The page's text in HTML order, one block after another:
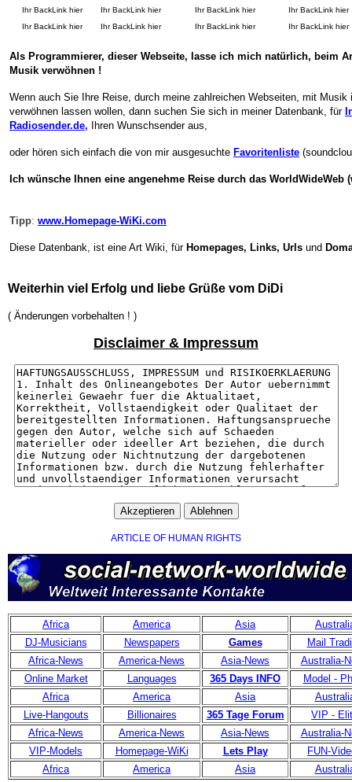
Ihr BackLink hier Ihr BackLink hier Ihr BackLink hier
Ihr BackLink hier
Ihr BackLink hier
Ihr BackLink hier Ihr BackLink hier Ihr BackLink hier
Als Programmierer, dieser Webseite, lasse ich mich natürlich, beim
Musik verwöhnen !
Wenn auch Sie Ihre Reise, durch meine zahlreichen Webseiten, mit Musik
verwöhnen lassen wollen, dann suchen Sie sich in meiner Datenbank, für
Radiosender.de, Ihren Wunschsender aus,
oder hören sich einfach die von mir ausgesuchte Favoritenliste
Ich wünsche Ihnen eine angenehme Reise durch das WorldWideWeb
Tipp: www.Homepage-WiKi.com
Diese Datenbank, ist eine Art Wiki, für Homepages, Links, Urls und
Weiterhin viel Erfolg und liebe Grüße vom DiDi
( Änderungen vorbehalten ! )
Disclaimer & Impressum
ARTICLE OF HUMAN RIGHTS
Africa America Asia
DJ-Musicians
Newspapers Games
Mail
Africa-News
America-News Asia-News
Australia-
Online Market
Languages 365 Days INFO
Model -
Africa
America Asia
Live-Hangouts
Billionaires 365 Tage Forum
VIP -
Africa-News
America-News Asia-News
Australia-
VIP-Models
Homepage-WiKi Lets Play
FUN-
Africa
America Asia